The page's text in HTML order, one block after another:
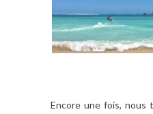
Encore une fois, nous